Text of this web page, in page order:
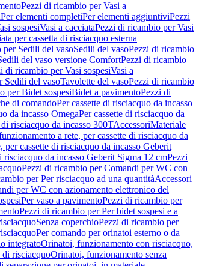
Pezzi di ricambio per Vasi a
Per elementi completiPer elementi aggiuntiviPezzi
sospesiVasi a cacciataPezzi di ricambio per Vasi
per cassetta di risciacquo esterna
Sedili del vasoSedili del vasoPezzi di ricambio
del vaso versione ComfortPezzi di ricambio
di ricambio per Vasi sospesiVasi a
Sedili del vasoTavolette del vasoPezzi di ricambio
per Bidet sospesiBidet a pavimentoPezzi di
di comandoPer cassette di risciacquo da incasso
da incasso OmegaPer cassette di risciacquo da
risciacquo da incasso 300TAccessoriMateriale
a rete, per cassette di risciacquo da
per cassette di risciacquo da incasso Geberit
risciacquo da incasso Geberit Sigma 12 cmPezzi
Pezzi di ricambio per Comandi per WC con
per Per risciacquo ad una quantitàAccessori
per WC con azionamento elettronico del
Per vaso a pavimentoPezzi di ricambio per
Pezzi di ricambio per Per bidet sospesi e a
Senza coperchioPezzi di ricambio per
Per comando per orinatoi esterno o da
integratoOrinatoi, funzionamento con risciacquo,
di risciacquoOrinatoi, funzionamento senza